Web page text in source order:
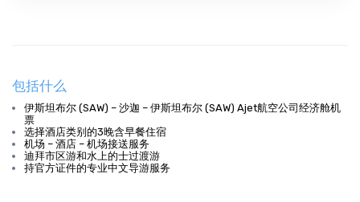
包括什么
伊斯坦布尔 (SAW) – 沙迦 – 伊斯坦布尔 (SAW) Ajet航空公司经济舱机
票
选择酒店类别的3晚含早餐住宿
机场 – 酒店 – 机场接送服务
迪拜市区游和水上的士过渡游
持官方证件的专业中文导游服务